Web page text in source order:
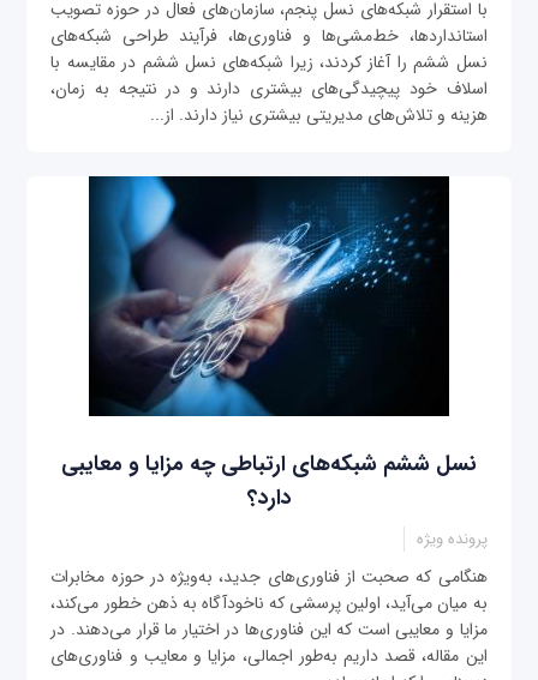
با استقرار شبکه‌های نسل پنجم، سازمان‌های فعال در حوزه تصویب
استانداردها، خط‌مشی‌ها و فناوری‌ها، فرآیند طراحی شبکه‌های
نسل ششم را آغاز کردند، زیرا شبکه‌های نسل ششم در مقایسه با
اسلاف خود پیچیدگی‌‌های بیشتری دارند و در نتیجه به زمان،
هزینه و تلاش‌های مدیریتی بیشتری نیاز دارند. از...
نسل ششم شبکه‌های ارتباطی چه مزایا و معایبی
دارد؟
پرونده ویژه
هنگامی که صحبت از فناوری‌های جدید، به‌ویژه در حوزه مخابرات
به میان می‌آید، اولین پرسشی که ناخودآگاه به ذهن خطور می‌کند،
مزایا و معایبی است که این فناوری‌ها در اختیار ما قرار می‌دهند. در
این مقاله، قصد داریم به‌طور اجمالی، مزایا و معایب و فناوری‌های